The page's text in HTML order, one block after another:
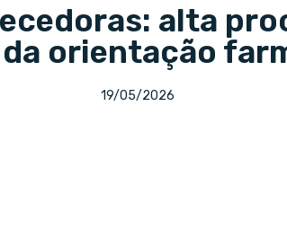
alta
orientação
19/05/2026